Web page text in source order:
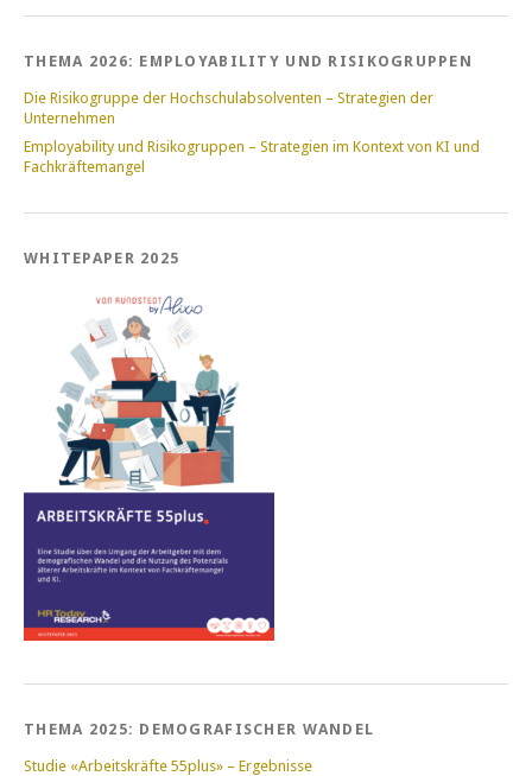
THEMA 2026: EMPLOYABILITY UND RISIKOGRUPPEN
Die Risikogruppe der Hochschulabsolventen – Strategien der
Unternehmen
Employability und Risikogruppen – Strategien im Kontext von KI und
Fachkräftemangel
WHITEPAPER 2025
THEMA 2025: DEMOGRAFISCHER WANDEL
Studie «Arbeitskräfte 55plus» – Ergebnisse